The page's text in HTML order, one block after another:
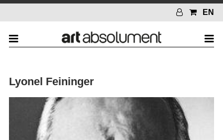
EN
Lyonel Feininger